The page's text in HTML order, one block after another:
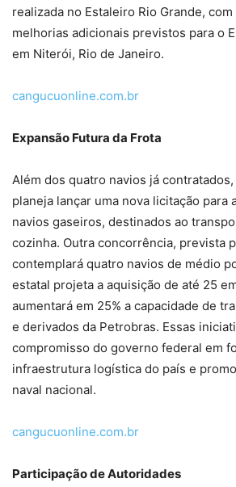
realizada no Estaleiro Rio Grande,
melhorias adicionais previstos para o
em Niterói, Rio de Janeiro.
cangucuonline.com.br
Expansão Futura da Frota
Além dos quatro navios já
planeja lançar uma nova licitação para
navios gaseiros, destinados ao
cozinha. Outra concorrência, prevista
contemplará quatro navios de médio
estatal projeta a aquisição de até 25
aumentará em 25% a capacidade de
e derivados da Petrobras. Essas
compromisso do governo federal em
infraestrutura logística do país e
naval nacional.
cangucuonline.com.br
Participação de Autoridades